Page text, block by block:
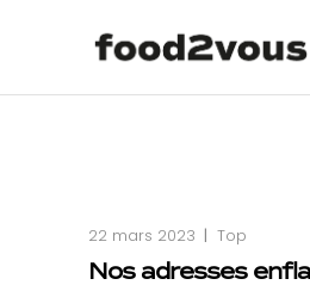
22 mars 2023 Top
Nos adresses